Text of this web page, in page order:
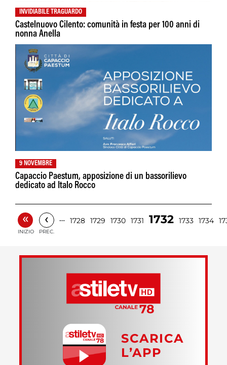
INVIDIABILE TRAGUARDO
Castelnuovo Cilento: comunità in festa per 100 anni di
nonna Anella
9 NOVEMBRE
Capaccio Paestum, apposizione di un bassorilievo
dedicato ad Italo Rocco
«
INIZIO
‹
PREC.
… 1728 1729 1730 1731 1732 1733 1734
SCARICA
L’APP